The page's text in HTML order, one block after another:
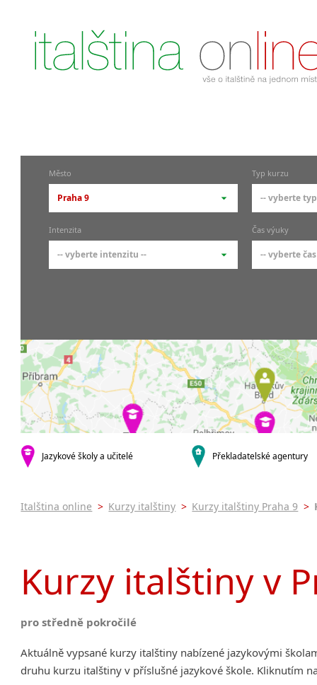
Město
Praha 9
-- vyberte město --
pražské městské části
Praha 7
Praha 9
Praha 10
krajská města
Brno
Plzeň
malá města podle abecedy
Typ kurzu
-- vyberte
-- vyberte
kurzy s
Online
Letní
Intenzita
-- vyberte intenzitu --
9-14 hodin týdně
20 a více hodin týdně
Čas výuky
-- vyberte
Večerní
Noční
Jazykové školy a učitelé Překladatelské agentury
Italština online > Kurzy italštiny > Kurzy italštiny Praha 9 >
Kurzy italštiny v
pro středně pokročilé
Aktuálně vypsané kurzy italštiny nabízené jazykovými
druhu kurzu italštiny v příslušné jazykové škole. Kliknutím